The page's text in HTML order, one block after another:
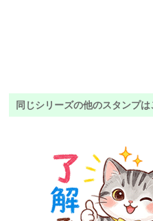
同じシリーズの他のスタンプは